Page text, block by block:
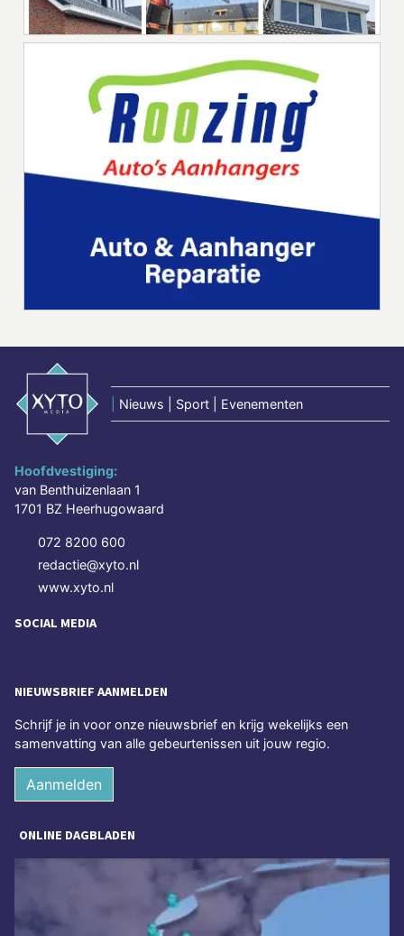
Nieuws | Sport | Evenementen
Hoofdvestiging:
van Benthuizenlaan 1
1701 BZ Heerhugowaard
072 8200 600
redactie@xyto.nl
www.xyto.nl
SOCIAL MEDIA
NIEUWSBRIEF AANMELDEN
Schrijf je in voor onze nieuwsbrief en krijg wekelijks een
samenvatting van alle gebeurtenissen uit jouw regio.
Aanmelden
ONLINE DAGBLADEN